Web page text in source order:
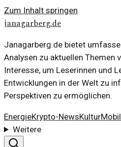
Zum Inhalt springen
janagarberg.de
Janagarberg.de bietet
Analysen zu aktuellen Themen
Interesse, um Leserinnen und
Entwicklungen in der Welt zu
Perspektiven zu ermöglichen.
EnergieKrypto-NewsKultur
Weitere